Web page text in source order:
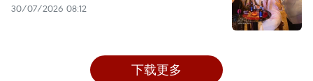
30/07/2026 08:12
下载更多